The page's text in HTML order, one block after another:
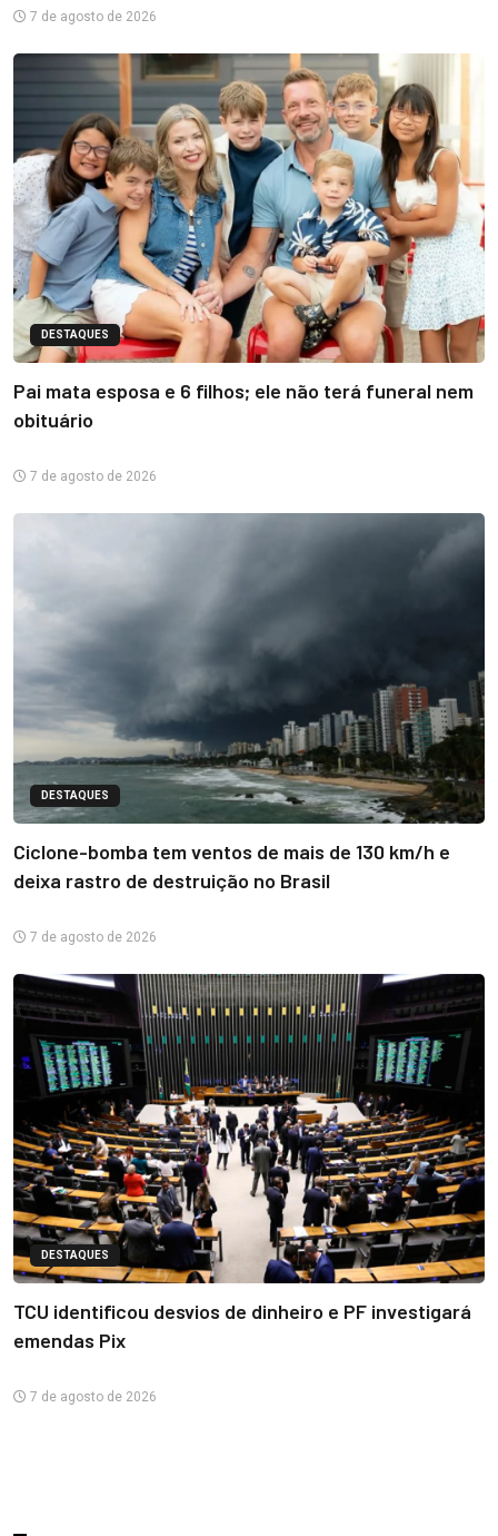
7 de agosto de 2026
DESTAQUES
Pai mata esposa e 6 filhos; ele não terá funeral nem
obituário
7 de agosto de 2026
DESTAQUES
Ciclone-bomba tem ventos de mais de 130 km/h e
deixa rastro de destruição no Brasil
7 de agosto de 2026
DESTAQUES
TCU identificou desvios de dinheiro e PF investigará
emendas Pix
7 de agosto de 2026